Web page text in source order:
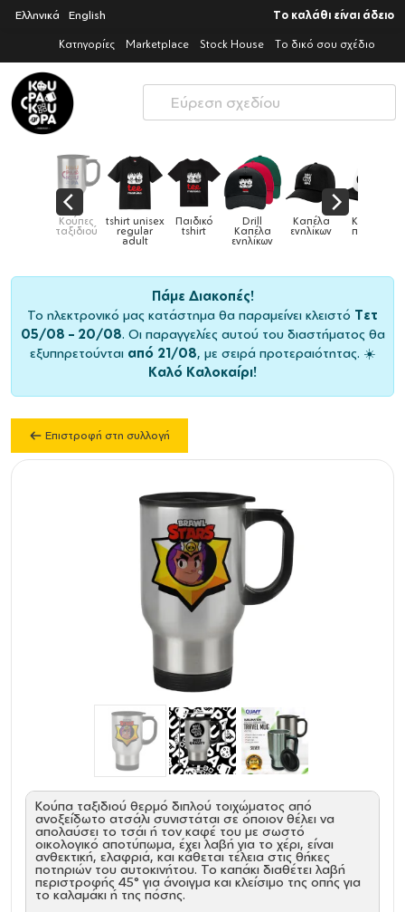
Ελληνικά English Το καλάθι είναι άδειο
Κατηγορίες Marketplace Stock House Το δικό σου σχέδιο
Drill
Καπέλα
Καπέλα
ενηλίκων
Καπέλα
παιδικά Κούπες Κούπες
ειδικές
Πάμε Διακοπές!
Το ηλεκτρονικό μας κατάστημα θα παραμείνει κλειστό Τετ
05/08 – 20/08. Οι παραγγελίες αυτού του διαστήματος θα
εξυπηρετούνται από 21/08, με σειρά προτεραιότητας. ☀️
Καλό Καλοκαίρι!
Επιστροφή στη συλλογή
Κούπα ταξιδιού θερμό διπλού τοιχώματος από
ανοξείδωτο ατσάλι συνιστάται σε όποιον θέλει να
απολαύσει το τσάι ή τον καφέ του με σωστό
οικολογικό αποτύπωμα, έχει λαβή για το χέρι, είναι
ανθεκτική, ελαφριά, και κάθεται τέλεια στις θήκες
ποτηριών του αυτοκινήτου. Το καπάκι διαθέτει λαβή
περιστροφής 45° για άνοιγμα και κλείσιμο της οπής για
το καλαμάκι ή της πόσης.